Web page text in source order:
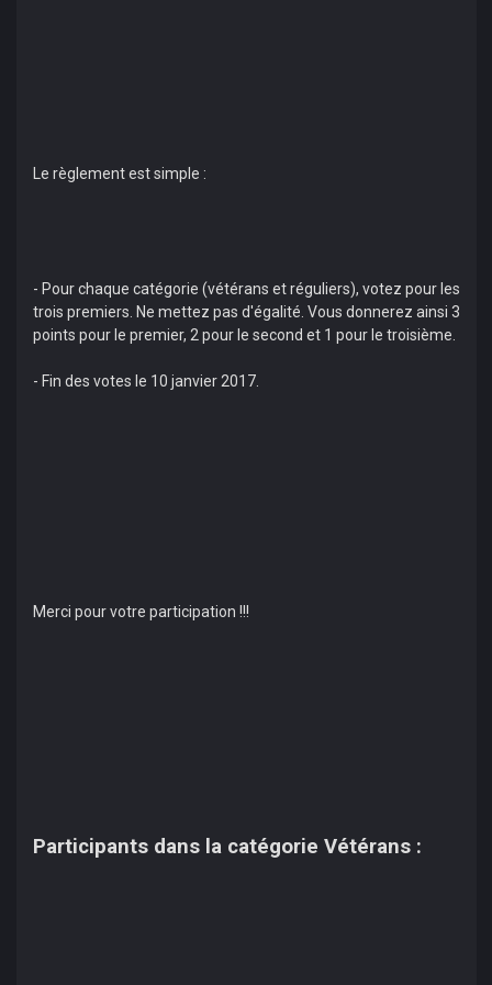
Le règlement est simple :
- Pour chaque catégorie (vétérans et réguliers), votez pour les
trois premiers. Ne mettez pas d'égalité. Vous donnerez ainsi 3
points pour le premier, 2 pour le second et 1 pour le troisième.
- Fin des votes le 10 janvier 2017.
Merci pour votre participation !!!
Participants dans la catégorie Vétérans :